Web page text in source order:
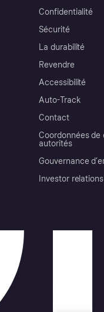
Confidentialité
Sécurité
La durabilité
Revendre
Accessibilité
Auto-Track
Contact
Coordonnées
autorités
Gouvernance
Investor relations